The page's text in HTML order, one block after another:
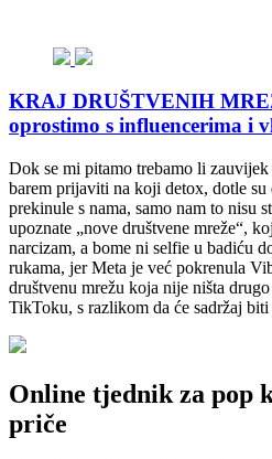
KRAJ DRUŠTVENIH
oprostimo s influencerima i
Dok se mi pitamo trebamo li
barem prijaviti na koji detox, dotle su
prekinule s nama, samo nam to nisu
upoznate „nove društvene mreže“,
narcizam, a bome ni selfie u badiću
rukama, jer Meta je već pokrenula
društvenu mrežu koja nije ništa
TikToku, s razlikom da će sadržaj
Online tjednik za pop
priče